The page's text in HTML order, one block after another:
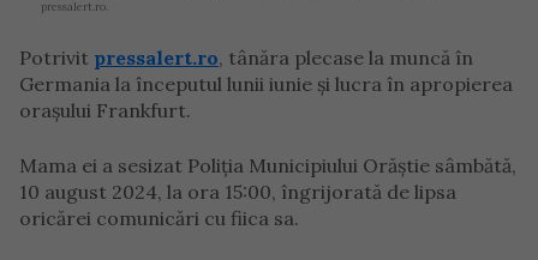
pressalert.ro.
Potrivit pressalert.ro, tânăra plecase la muncă în
Germania la începutul lunii iunie și lucra în apropierea
orașului Frankfurt.
Mama ei a sesizat Poliția Municipiului Orăștie sâmbătă,
10 august 2024, la ora 15:00, îngrijorată de lipsa
oricărei comunicări cu fiica sa.